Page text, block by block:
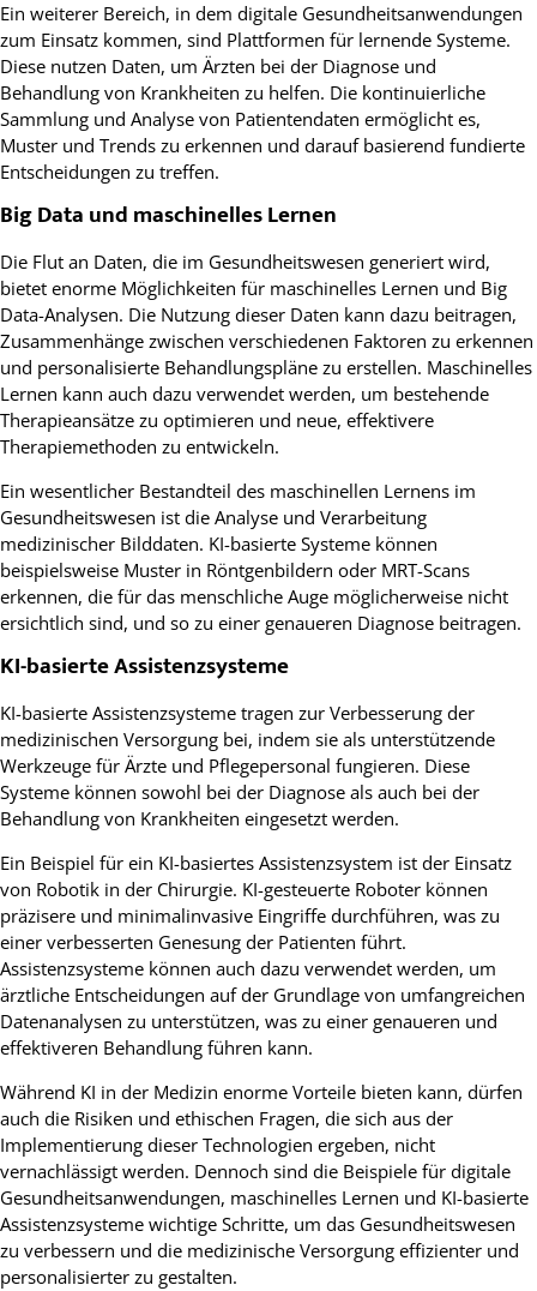
Ein weiterer Bereich, in dem digitale Gesundheitsanwendungen
zum Einsatz kommen, sind Plattformen für lernende Systeme.
Diese nutzen Daten, um Ärzten bei der Diagnose und
Behandlung von Krankheiten zu helfen. Die kontinuierliche
Sammlung und Analyse von Patientendaten ermöglicht es,
Muster und Trends zu erkennen und darauf basierend fundierte
Entscheidungen zu treffen.
Big Data und maschinelles Lernen
Die Flut an Daten, die im Gesundheitswesen generiert wird,
bietet enorme Möglichkeiten für maschinelles Lernen und Big
Data-Analysen. Die Nutzung dieser Daten kann dazu beitragen,
Zusammenhänge zwischen verschiedenen Faktoren zu erkennen
und personalisierte Behandlungspläne zu erstellen. Maschinelles
Lernen kann auch dazu verwendet werden, um bestehende
Therapieansätze zu optimieren und neue, effektivere
Therapiemethoden zu entwickeln.
Ein wesentlicher Bestandteil des maschinellen Lernens im
Gesundheitswesen ist die Analyse und Verarbeitung
medizinischer Bilddaten. KI-basierte Systeme können
beispielsweise Muster in Röntgenbildern oder MRT-Scans
erkennen, die für das menschliche Auge möglicherweise nicht
ersichtlich sind, und so zu einer genaueren Diagnose beitragen.
KI-basierte Assistenzsysteme
KI-basierte Assistenzsysteme tragen zur Verbesserung der
medizinischen Versorgung bei, indem sie als unterstützende
Werkzeuge für Ärzte und Pflegepersonal fungieren. Diese
Systeme können sowohl bei der Diagnose als auch bei der
Behandlung von Krankheiten eingesetzt werden.
Ein Beispiel für ein KI-basiertes Assistenzsystem ist der Einsatz
von Robotik in der Chirurgie. KI-gesteuerte Roboter können
präzisere und minimalinvasive Eingriffe durchführen, was zu
einer verbesserten Genesung der Patienten führt.
Assistenzsysteme können auch dazu verwendet werden, um
ärztliche Entscheidungen auf der Grundlage von umfangreichen
Datenanalysen zu unterstützen, was zu einer genaueren und
effektiveren Behandlung führen kann.
Während KI in der Medizin enorme Vorteile bieten kann, dürfen
auch die Risiken und ethischen Fragen, die sich aus der
Implementierung dieser Technologien ergeben, nicht
vernachlässigt werden. Dennoch sind die Beispiele für digitale
Gesundheitsanwendungen, maschinelles Lernen und KI-basierte
Assistenzsysteme wichtige Schritte, um das Gesundheitswesen
zu verbessern und die medizinische Versorgung effizienter und
personalisierter zu gestalten.